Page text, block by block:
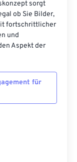
sorgt
ob Sie Bilder,
fortschrittlicher
und
Aspekt der
für